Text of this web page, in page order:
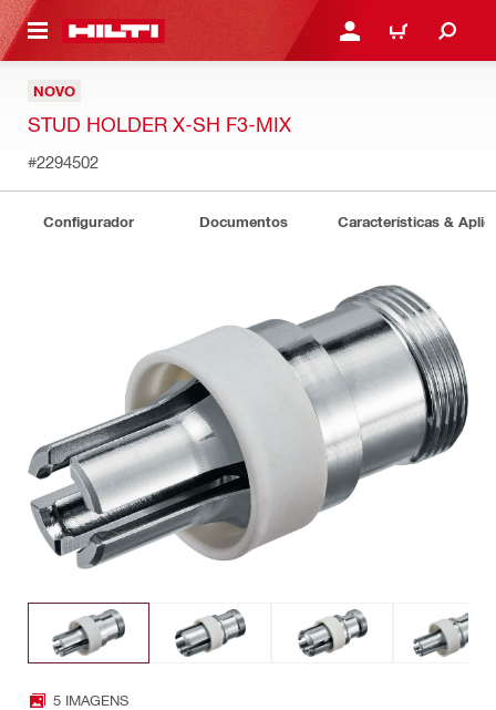
PRINCIPAL ENTRAR OU CADASTRAR
CARRINHO
NOVO
STUD HOLDER X-SH F3-MIX
#2294502
Configurador Documentos Características &
5 IMAGENS